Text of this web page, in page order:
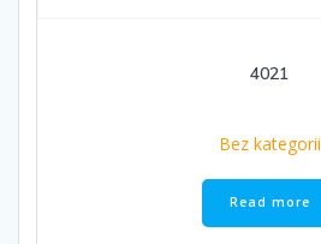
4021
Bez kategorii
Read more